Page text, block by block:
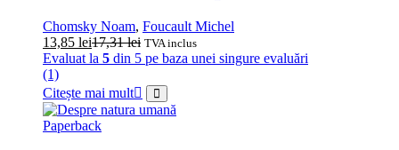
Chomsky Noam, Foucault Michel
13,85 lei17,31lei TVA inclus
Evaluat la 5 din 5 pe baza unei singure evaluări
(1)
Citește mai mult
Paperback